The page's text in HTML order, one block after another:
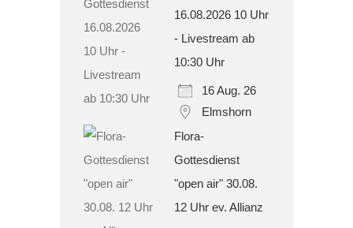
16.08.2026 10 Uhr
- Livestream ab
10:30 Uhr
16 Aug. 26
Elmshorn
Flora-
Gottesdienst
"open air" 30.08.
12 Uhr ev. Allianz